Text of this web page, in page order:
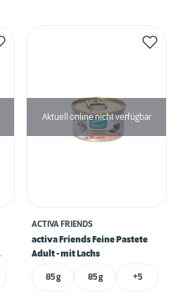
Aktuell online nicht verfügbar
ACTIVA FRIENDS
activa Friends Feine Pastete
Adult - mit Lachs
85 g 85 g +5